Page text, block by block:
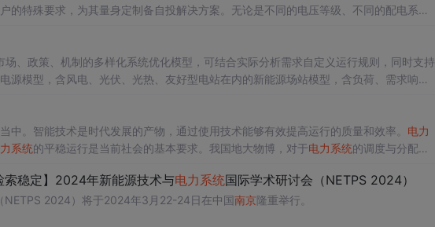
的特殊要求，为其量身定制备自投解决方案。无论是不同的电压等级、不同的配电系统
劣条件的考验，始终保持着稳定的性能和可靠的运行。其备自投装置以卓越的品质，赢
、政策、机制的多样化系统优化模型，可结合实际分析需求自定义运行规则，同时支持
源模型，含风电、光伏、光热、友好型电站在内的新能源场站模型，含负荷、需求响
流域关系的库容式水电两种模型，能源基地模型及分区约束模型。
中。智能技术是时代发展的产物，通过使用技术能够有效提高运行的质量和效率。 电力
系统的平稳运行是当前社会的基本要求。我国地大物博，对于电力系统的调度与分配具
的动能。本文便对智能技术在电力系统自动化中的应用进行研究。
索稳定】2024年新能源技术与电力系统国际学术研讨会（NETPS 2024）
NETPS 2024）将于2024年3月22-24日在中国南京隆重举行。